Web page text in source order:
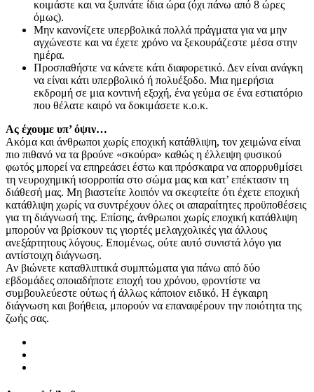
κοιμάστε και να ξυπνάτε ίδια ώρα (όχι πάνω από 8 ώρες
όμως).
Μην κανονίζετε υπερβολικά πολλά πράγματα για να μην
αγχώνεστε και να έχετε χρόνο να ξεκουράζεστε μέσα στην
ημέρα.
Προσπαθήστε να κάνετε κάτι διαφορετικό. Δεν είναι ανάγκη
να είναι κάτι υπερβολικό ή πολυέξοδο. Μια ημερήσια
εκδρομή σε μια κοντινή εξοχή, ένα γεύμα σε ένα εστιατόριο
που θέλατε καιρό να δοκιμάσετε κ.ο.κ.
Ας έχουμε υπ’ όψιν…
Ακόμα και άνθρωποι χωρίς εποχική κατάθλιψη, τον χειμώνα είναι
πιο πιθανό να τα βρούνε «σκούρα» καθώς η έλλειψη φυσικού
φωτός μπορεί να επηρεάσει έστω και πρόσκαιρα να απορρυθμίσει
τη νευροχημική ισορροπία στο σώμα μας και κατ’ επέκτασιν τη
διάθεσή μας. Μη βιαστείτε λοιπόν να σκεφτείτε ότι έχετε εποχική
κατάθλιψη χωρίς να συντρέχουν όλες οι απαραίτητες προϋποθέσεις
για τη διάγνωσή της. Επίσης, άνθρωποι χωρίς εποχική κατάθλιψη
μπορούν να βρίσκουν τις γιορτές μελαγχολικές για άλλους
ανεξάρτητους λόγους. Επομένως, ούτε αυτό συνιστά λόγο για
αντίστοιχη διάγνωση.
Αν βιώνετε καταθλιπτικά συμπτώματα για πάνω από δύο
εβδομάδες οποιαδήποτε εποχή του χρόνου, φροντίστε να
συμβουλεύεστε ούτως ή άλλως κάποιον ειδικό. Η έγκαιρη
διάγνωση και βοήθεια, μπορούν να επαναφέρουν την ποιότητα της
ζωής σας.